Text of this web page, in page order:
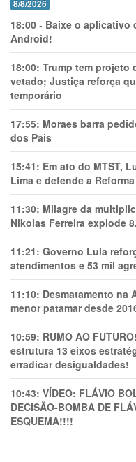
8/8/2026
18:00 - Baixe o aplicativo
Android!
18:00: Trump tem projeto
vetado; Justiça reforça
temporário
17:55: Moraes barra
dos Pais
15:41: Em ato do MTST,
Lima e defende a
11:30: Milagre da
Nikolas Ferreira explode
11:21: Governo Lula
atendimentos e 53 mil
11:10: Desmatamento na
menor patamar desde
10:59: RUMO AO
estrutura 13 eixos
erradicar desigualdades!
10:43: VÍDEO: FLÁVIO
DECISÃO-BOMBA DE
ESQUEMA!!!!